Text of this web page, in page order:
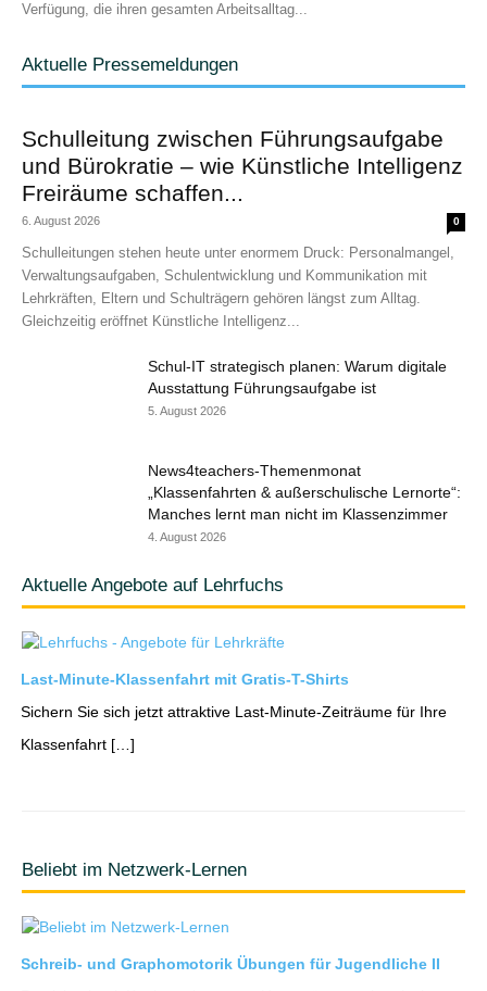
Verfügung, die ihren gesamten Arbeitsalltag...
Aktuelle Pressemeldungen
Schulleitung zwischen Führungsaufgabe
und Bürokratie – wie Künstliche Intelligenz
Freiräume schaffen...
6. August 2026 0
Schulleitungen stehen heute unter enormem Druck: Personalmangel,
Verwaltungsaufgaben, Schulentwicklung und Kommunikation mit
Lehrkräften, Eltern und Schulträgern gehören längst zum Alltag.
Gleichzeitig eröffnet Künstliche Intelligenz...
Schul-IT strategisch planen: Warum digitale
Ausstattung Führungsaufgabe ist
5. August 2026
News4teachers-Themenmonat
„Klassenfahrten & außerschulische Lernorte“:
Manches lernt man nicht im Klassenzimmer
4. August 2026
Aktuelle Angebote auf Lehrfuchs
Last-Minute-Klassenfahrt mit Gratis-T-Shirts
Sichern Sie sich jetzt attraktive Last-Minute-Zeiträume für Ihre
Klassenfahrt […]
Beliebt im Netzwerk-Lernen
Schreib- und Graphomotorik Übungen für Jugendliche II